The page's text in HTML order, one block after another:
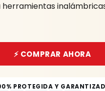
⚡ COMPRAR AHORA
PROTEGIDA Y